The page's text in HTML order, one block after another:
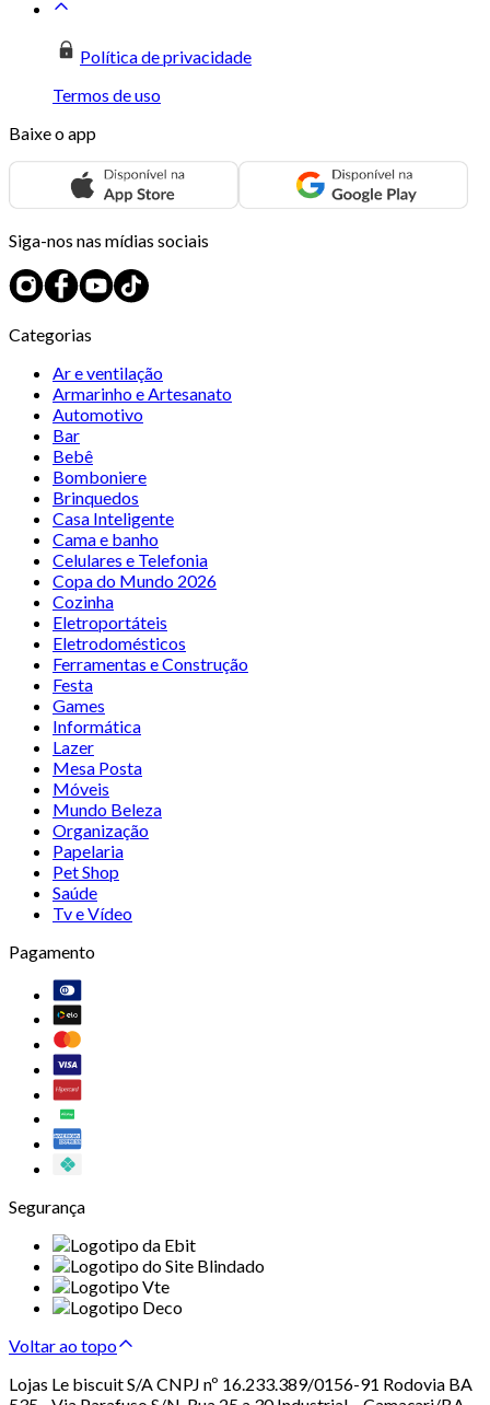
Política de privacidade
Termos de uso
Baixe o app
Siga-nos nas mídias sociais
Categorias
Ar e ventilação
Armarinho e Artesanato
Automotivo
Bar
Bebê
Bomboniere
Brinquedos
Casa Inteligente
Cama e banho
Celulares e Telefonia
Copa do Mundo 2026
Cozinha
Eletroportáteis
Eletrodomésticos
Ferramentas e Construção
Festa
Games
Informática
Lazer
Mesa Posta
Móveis
Mundo Beleza
Organização
Papelaria
Pet Shop
Saúde
Tv e Vídeo
Pagamento
Segurança
Voltar ao topo
Lojas Le biscuit S/A CNPJ nº 16.233.389/0156-91 Rodovia BA